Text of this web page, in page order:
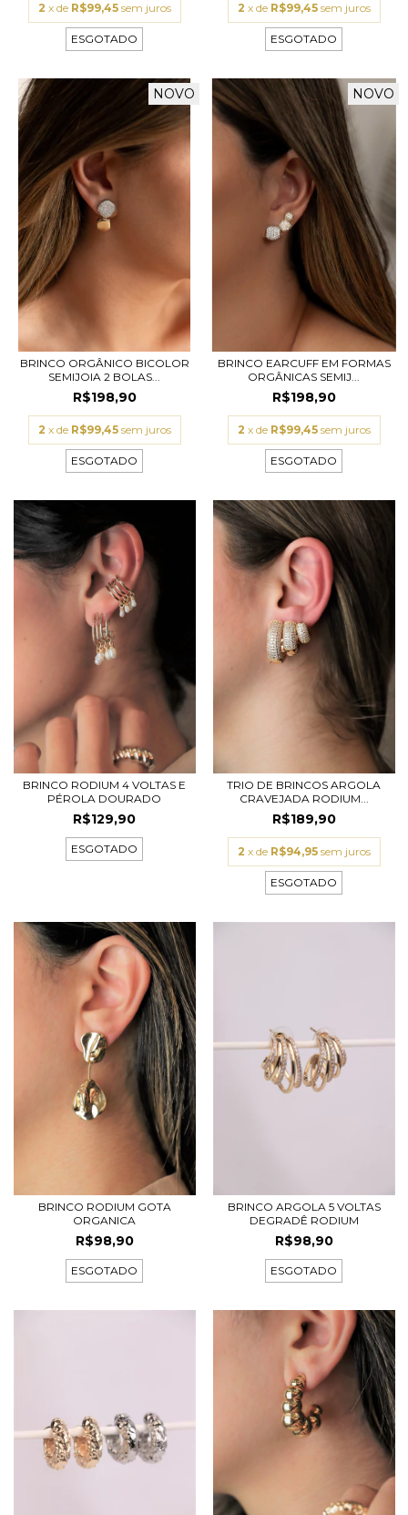
2 x de R$99,45 sem juros
ESGOTADO
2 x de R$99,45 sem juros
ESGOTADO
NOVO
BRINCO ORGÂNICO BICOLOR
SEMIJOIA 2 BOLAS...
R$198,90
2 x de R$99,45 sem juros
ESGOTADO
NOVO
BRINCO EARCUFF EM FORMAS
ORGÂNICAS SEMIJ...
R$198,90
2 x de R$99,45 sem juros
ESGOTADO
BRINCO RODIUM 4 VOLTAS E
PÉROLA DOURADO
R$129,90
ESGOTADO
TRIO DE BRINCOS ARGOLA
CRAVEJADA RODIUM...
R$189,90
2 x de R$94,95 sem juros
ESGOTADO
BRINCO RODIUM GOTA
ORGANICA
R$98,90
ESGOTADO
BRINCO ARGOLA 5 VOLTAS
DEGRADÊ RODIUM
R$98,90
ESGOTADO